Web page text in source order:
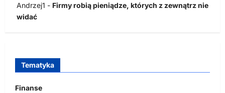
Andrzej1 - Firmy robią pieniądze, których z zewnątrz nie
widać
Tematyka
Finanse